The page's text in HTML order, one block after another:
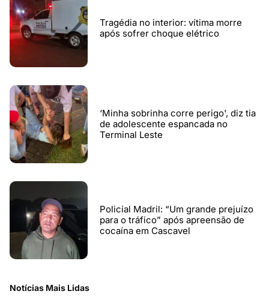
Tragédia no interior: vítima morre
após sofrer choque elétrico
‘Minha sobrinha corre perigo', diz tia
de adolescente espancada no
Terminal Leste
Policial Madril: “Um grande prejuízo
para o tráfico” após apreensão de
cocaína em Cascavel
Notícias Mais Lidas